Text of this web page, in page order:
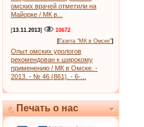
омских врачей отметили на
Майорке / МК в...
[13.11.2013]
10672
[Газета "МК в Омске"]
Опыт омских урологов
рекомендован к широкому
применению / МК в Омске. -
2013. - № 46 (861). - 6-...
Печать о нас